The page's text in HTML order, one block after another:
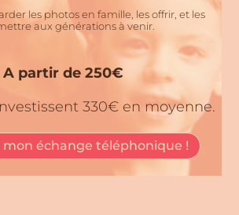
les photos en famille, les offrir, et les
aux générations à venir.
A partir de 250€
330€ en moyenne.
mon échange téléphonique !